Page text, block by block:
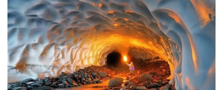
Témata
Pořady
TV Program
Časopis